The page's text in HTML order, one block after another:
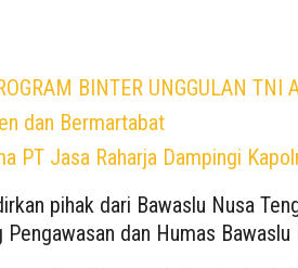
BINTER UNGGULAN TNI
dan Bermartabat
PT Jasa Raharja Dampingi
pihak dari Bawaslu Nusa
dan Humas Bawaslu